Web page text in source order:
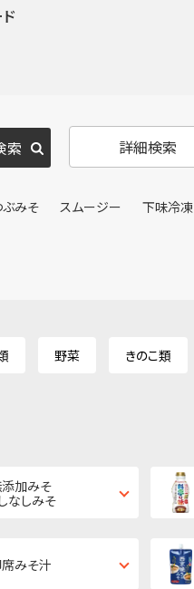
詳細検索
ぶみそ スムージー
下味冷凍
野菜 きのこ類
加みそ
なしみそ
みそ汁